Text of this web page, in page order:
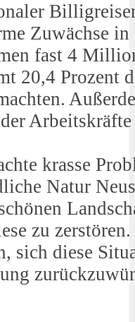
Zuwächse
fast 4
20,4 Prozent
krasse
Natur
zu
sich diese